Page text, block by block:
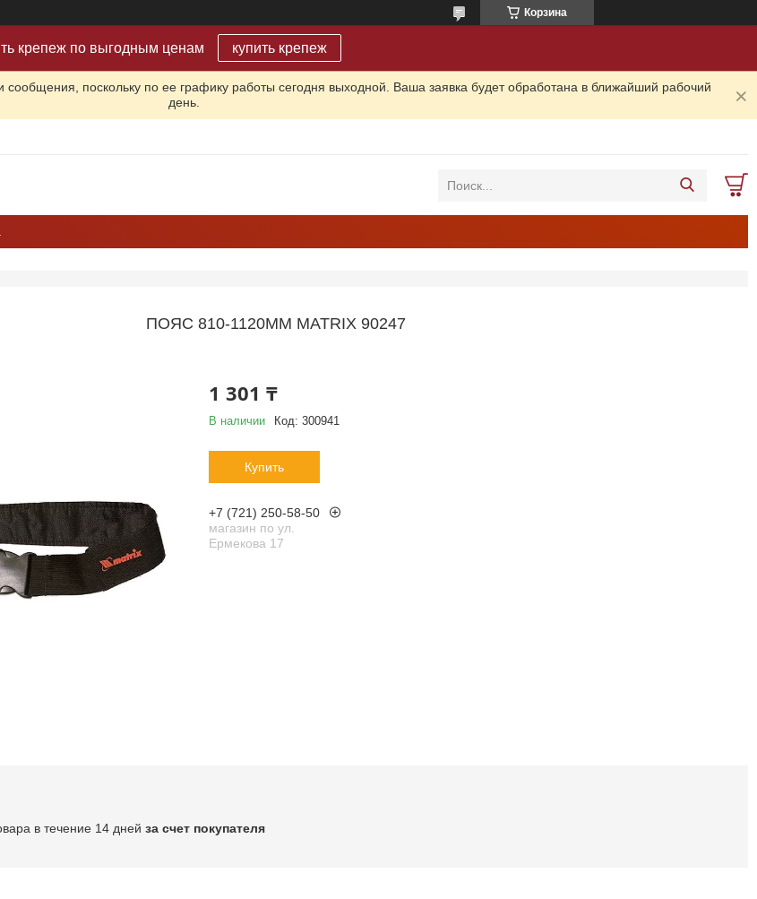
Корзина
крепеж по выгодным ценам купить крепеж
поскольку по ее графику работы сегодня выходной. Ваша заявка будет обработана в ближайший рабочий
день.
ПОЯС 810-1120ММ MATRIX 90247
1 301 ₸
В наличии Код: 300941
Купить
+7 (721) 250-58-50
магазин по ул.
Ермекова 17
в течение 14 дней за счет покупателя